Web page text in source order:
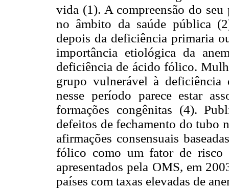
vida (1). A compreensão do seu
no âmbito da saúde pública
depois da deficiência primaria
importância etiológica da
deficiência de ácido fólico.
grupo vulnerável à deficiência
nesse período parece estar
formações congênitas (4).
defeitos de fechamento do tubo
afirmações consensuais
fólico como um fator de risco
apresentados pela OMS, em
países com taxas elevadas de